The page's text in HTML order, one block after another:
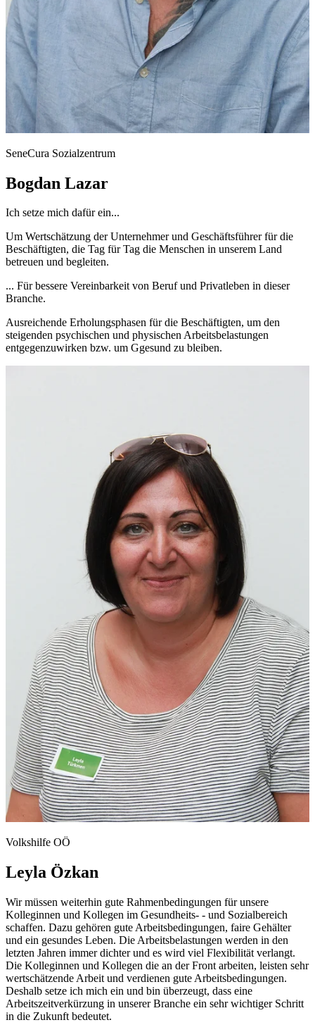
SeneCura Sozialzentrum
Bogdan Lazar
Ich setze mich dafür ein...
Um Wertschätzung der Unternehmer und Geschäftsführer für die
Beschäftigten, die Tag für Tag die Menschen in unserem Land
betreuen und begleiten.
... Für bessere Vereinbarkeit von Beruf und Privatleben in dieser
Branche.
Ausreichende Erholungsphasen für die Beschäftigten, um den
steigenden psychischen und physischen Arbeitsbelastungen
entgegenzuwirken bzw. um Ggesund zu bleiben.
Volkshilfe OÖ
Leyla Özkan
Wir müssen weiterhin gute Rahmenbedingungen für unsere
Kolleginnen und Kollegen im Gesundheits- - und Sozialbereich
schaffen. Dazu gehören gute Arbeitsbedingungen, faire Gehälter
und ein gesundes Leben. Die Arbeitsbelastungen werden in den
letzten Jahren immer dichter und es wird viel Flexibilität verlangt.
Die Kolleginnen und Kollegen die an der Front arbeiten, leisten sehr
wertschätzende Arbeit und verdienen gute Arbeitsbedingungen.
Deshalb setze ich mich ein und bin überzeugt, dass eine
Arbeitszeitverkürzung in unserer Branche ein sehr wichtiger Schritt
in die Zukunft bedeutet.